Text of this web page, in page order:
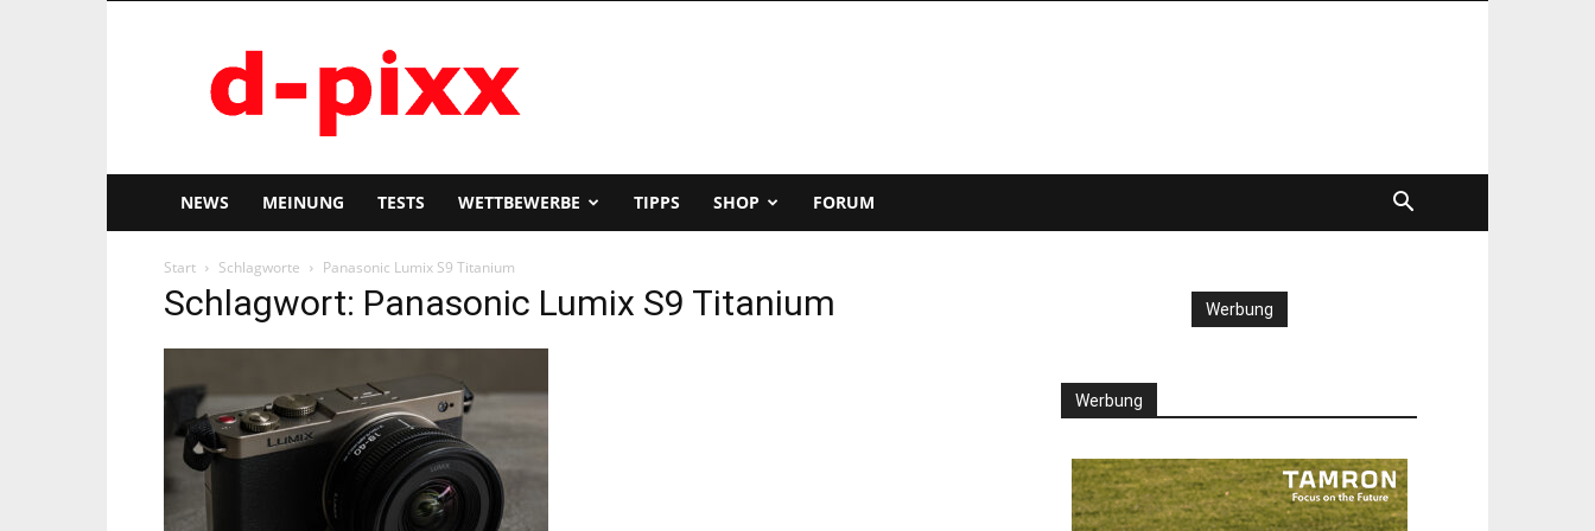
pixx
NEWS MEINUNG TESTS WETTBEWERBE TIPPS SHOP FORUM
Start Schlagworte Panasonic Lumix S9 Titanium
Schlagwort: Panasonic Lumix S9 Titanium Werbung
Werbung